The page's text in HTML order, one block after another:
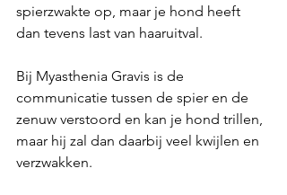
spierzwakte op, maar je hond heeft
dan tevens last van haaruitval.
Bij Myasthenia Gravis is de
communicatie tussen de spier en de
zenuw verstoord en kan je hond trillen,
maar hij zal dan daarbij veel kwijlen en
verzwakken.